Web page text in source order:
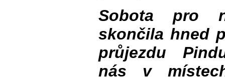
Sobota pro
skončila hned
průjezdu
nás v